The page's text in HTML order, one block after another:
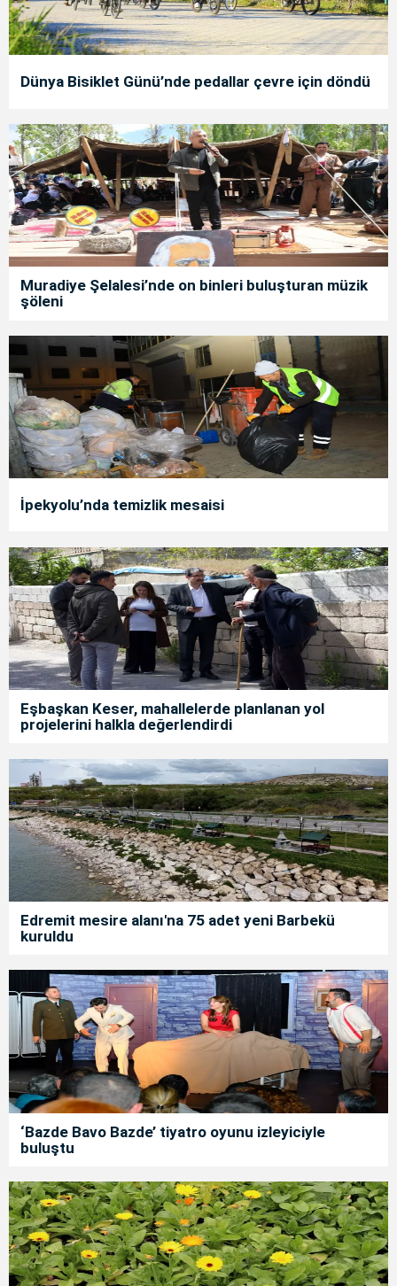
Dünya Bisiklet Günü’nde pedallar çevre için döndü
Muradiye Şelalesi’nde on binleri buluşturan müzik
şöleni
İpekyolu’nda temizlik mesaisi
Eşbaşkan Keser, mahallelerde planlanan yol
projelerini halkla değerlendirdi
Edremit mesire alanı'na 75 adet yeni Barbekü
kuruldu
‘Bazde Bavo Bazde’ tiyatro oyunu izleyiciyle
buluştu